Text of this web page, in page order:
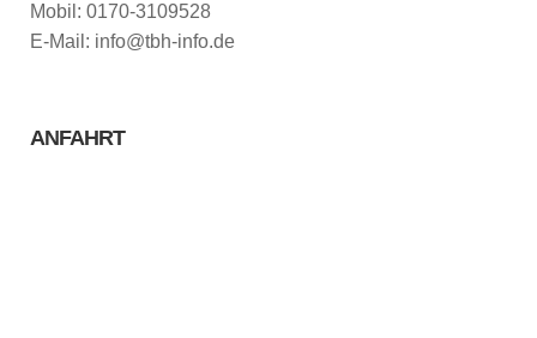
Mobil: 0170-3109528
E-Mail: info@tbh-info.de
ANFAHRT